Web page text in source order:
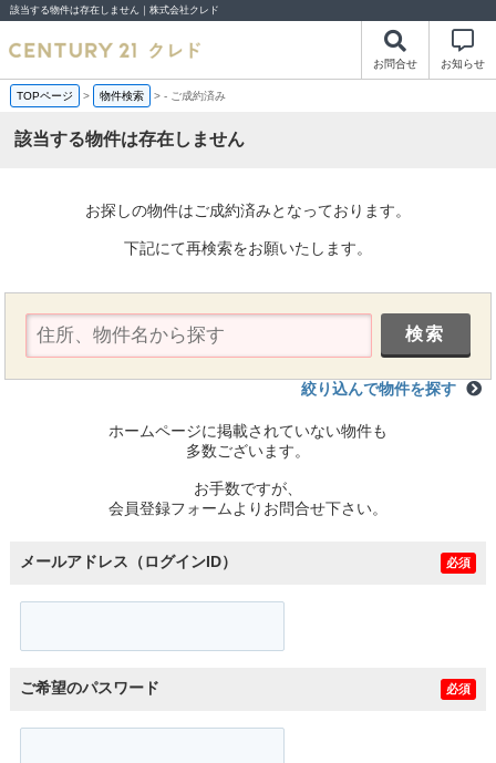
該当する物件は存在しません｜株式会社クレド
お問合せ お知らせ
TOPページ > 物件検索 >- ご成約済み
該当する物件は存在しません
お探しの物件はご成約済みとなっております。
下記にて再検索をお願いたします。
絞り込んで物件を探す
ホームページに掲載されていない物件も
多数ございます。
お手数ですが、
会員登録フォームよりお問合せ下さい。
メールアドレス（ログインID） 必須
ご希望のパスワード 必須